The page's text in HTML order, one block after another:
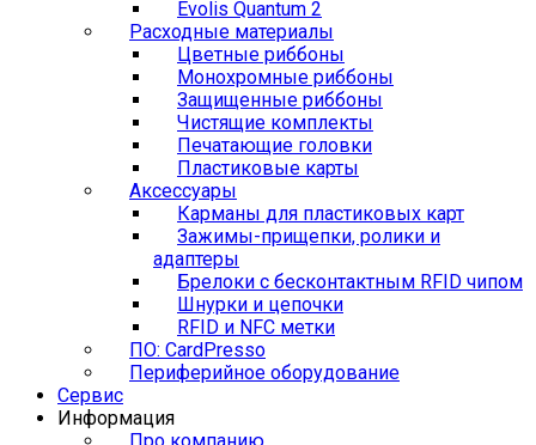
Evolis Quantum 2
Расходные материалы
Цветные риббоны
Монохромные риббоны
Защищенные риббоны
Чистящие комплекты
Печатающие головки
Пластиковые карты
Аксессуары
Карманы для пластиковых карт
Зажимы-прищепки, ролики и
адаптеры
Брелоки с бесконтактным RFID чипом
Шнурки и цепочки
RFID и NFC метки
ПО: CardPresso
Периферийное оборудование
Сервис
Информация